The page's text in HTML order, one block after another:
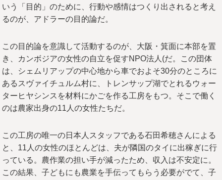
いう「目的」のために、行動や感情はつくり出されると考え
るのが、アドラーの目的論だ。
この目的論を意識して活動するのが、大阪・箕面に本部を置
き、カンボジアの女性の自立を促すNPO法人(だ。この団体
は、シェムリアップの中心地から車でおよそ30分のところに
あるスヴァイチュルム村に、トレンサップ湖でとれるウォー
ターヒヤシンスを材料にかごを作る工房をもつ。そこで働く
のは農家出身の11人の女性たちだ。
この工房の唯一の日本人スタッフである石田希穂さんによる
と、11人の女性のほとんどは、夫が隣国のタイに出稼ぎに行
っている。農作業の担い手が減ったため、収入は不安定に。
この結果、子どもにも農業を手伝ってもらう必要がでて、子